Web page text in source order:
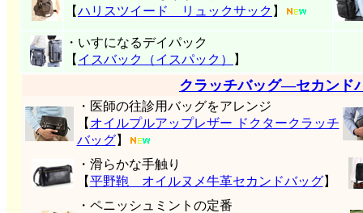
【ハリスツイード リュックサック 】
・いすになるデイパック
【 イスバック（イスパック） 】
クラッチバッグ―セカンド
・医師の往診用バッグをアレンジ
【 オイルプルアップレザー ドクタークラッチ
バッグ】
・滑らかな手触り
【平野鞄 オイルヌメ牛革セカンドバッグ】
・ペニッシュミントの定番